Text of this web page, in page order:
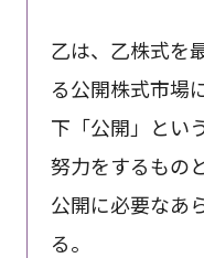
乙は、乙株式を
る公開株式市場
下「公開」とい
努力をするもの
公開に必要なあ
る。